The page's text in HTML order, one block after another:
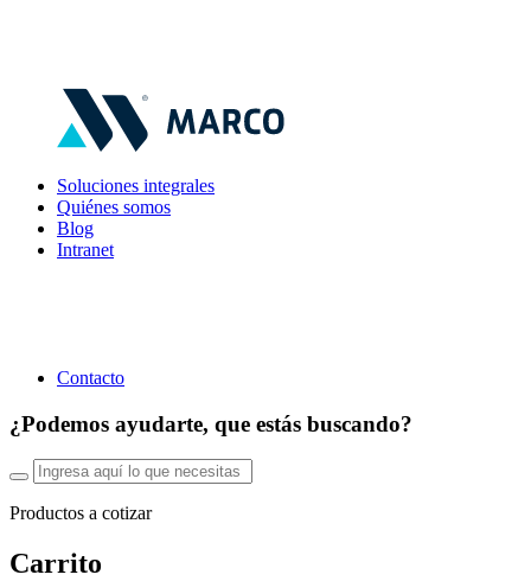
Soluciones integrales
Quiénes somos
Blog
Intranet
Contacto
¿Podemos ayudarte, que estás buscando?
Productos a cotizar
Carrito